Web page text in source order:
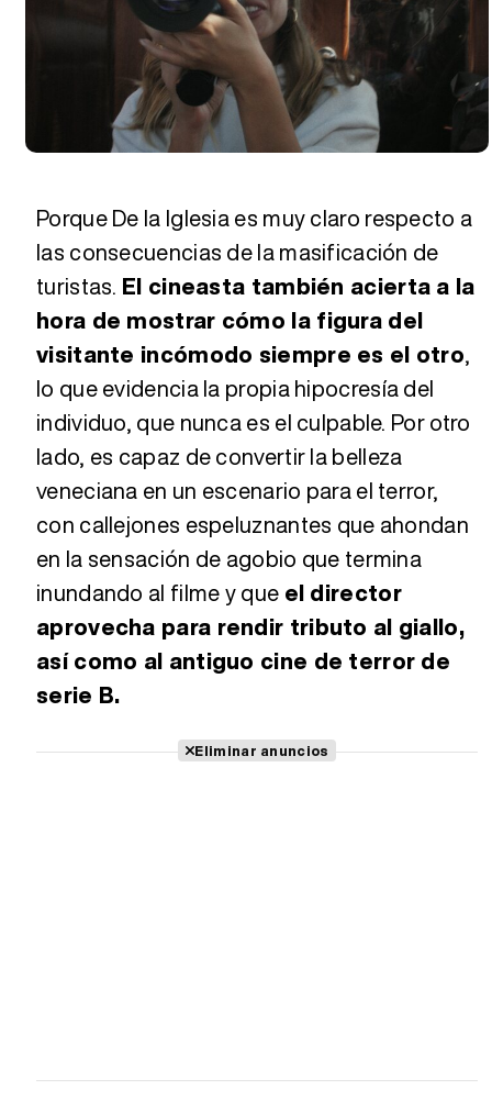
Porque De la Iglesia es muy claro respecto a
las consecuencias de la masificación de
turistas. El cineasta también acierta a la
hora de mostrar cómo la figura del
visitante incómodo siempre es el otro,
lo que evidencia la propia hipocresía del
individuo, que nunca es el culpable. Por otro
lado, es capaz de convertir la belleza
veneciana en un escenario para el terror,
con callejones espeluznantes que ahondan
en la sensación de agobio que termina
inundando al filme y que el director
aprovecha para rendir tributo al giallo,
así como al antiguo cine de terror de
serie B.
Eliminar anuncios